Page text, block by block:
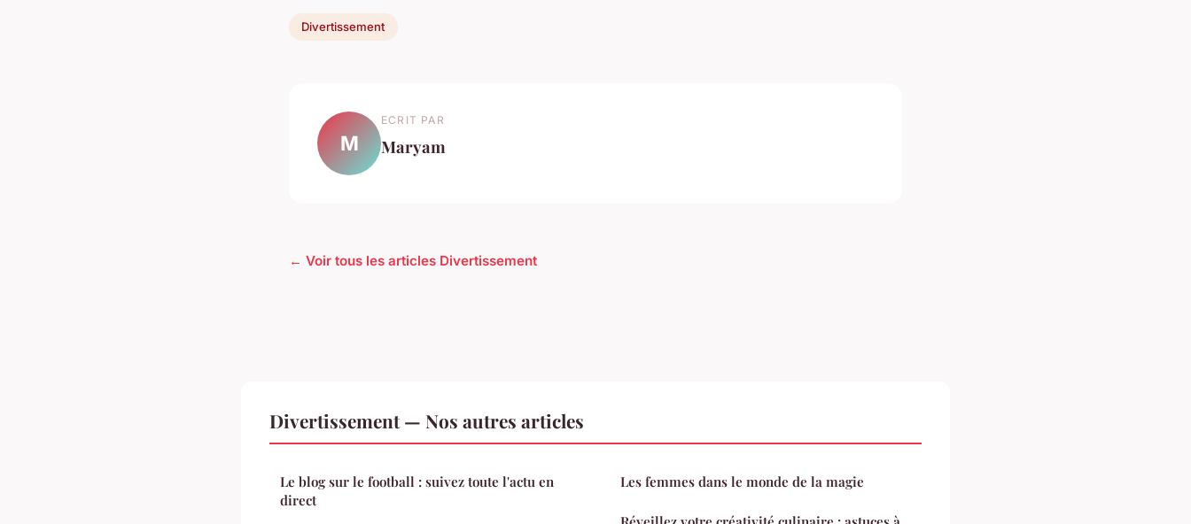
Divertissement
M
ECRIT PAR
Maryam
← Voir tous les articles Divertissement
Divertissement — Nos autres articles
Le blog sur le football : suivez toute l'actu en
direct
Les femmes dans le monde de la magie